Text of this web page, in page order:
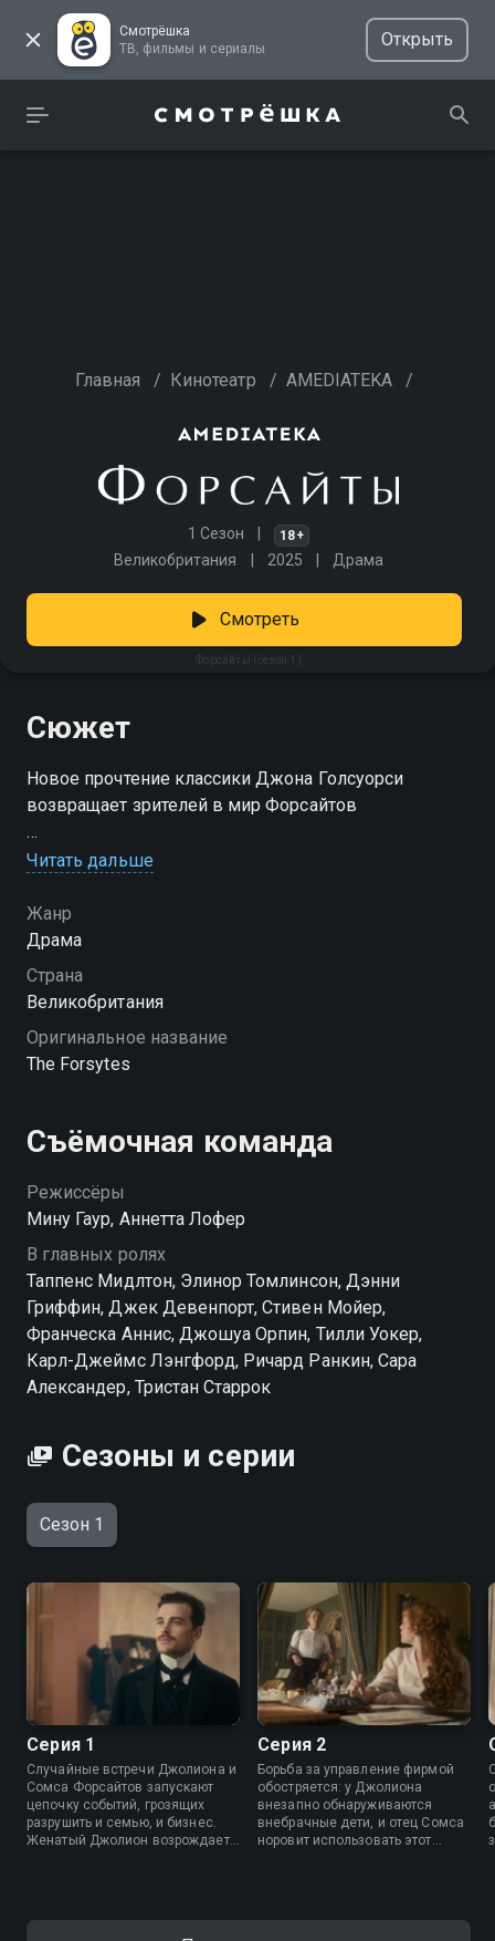
Смотрёшка
ТВ, фильмы и сериалы
Открыть
Главная / Кинотеатр / AMEDIATEKA /
1 Сезон 18+
Великобритания 2025 Драма
Форсайты (сезон 1)
Смотреть
Сюжет
Новое прочтение классики Джона Голсуорси
возвращает зрителей в мир Форсайтов
Посмотреть онлайн 1 сезон сериала Форсайты вы
качестве на Смотрёшке
Читать дальше
Жанр
Драма
Страна
Великобритания
Оригинальное название
The Forsytes
Съёмочная команда
Режиссёры
Мину Гаур, Аннетта Лофер
В главных ролях
Таппенс Мидлтон, Элинор Томлинсон, Дэнни
Гриффин, Джек Девенпорт, Стивен Мойер,
Франческа Аннис, Джошуа Орпин, Тилли Уокер,
Карл-Джеймс Лэнгфорд, Ричард Ранкин, Сара
Александер, Тристан Старрок
Сезоны и серии
Сезон 1
Серия 1
Случайные встречи Джолиона и
Сомса Форсайтов запускают
цепочку событий, грозящих
разрушить и семью, и бизнес.
Женатый Джолион возрождает
сердце.
Серия 2
Борьба за управление фирмой
обостряется: у Джолиона
внезапно обнаруживаются
внебрачные дети, и отец Сомса
норовит использовать этот